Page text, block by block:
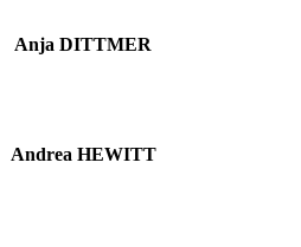
Anja DITTMER
Andrea HEWITT